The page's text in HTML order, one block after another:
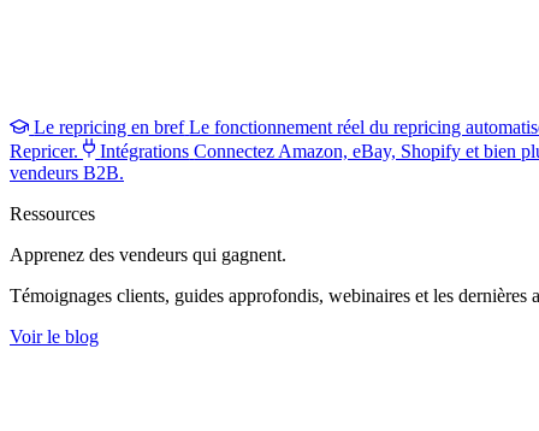
Le repricing en bref Le fonctionnement réel du repricing
Repricer.
Intégrations Connectez Amazon, eBay, Shopify et bien
vendeurs B2B.
Ressources
Apprenez des vendeurs qui gagnent.
Témoignages clients, guides approfondis, webinaires et les dernières
Voir le blog